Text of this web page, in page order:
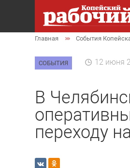
Главная События
СОБЫТИЯ 12 июня
В
переходу